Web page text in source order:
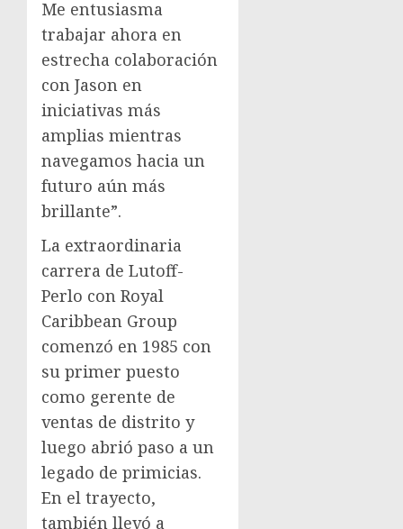
Me entusiasma
trabajar ahora en
estrecha colaboración
con Jason en
iniciativas más
amplias mientras
navegamos hacia un
futuro aún más
brillante”.
La extraordinaria
carrera de Lutoff-
Perlo con Royal
Caribbean Group
comenzó en 1985 con
su primer puesto
como gerente de
ventas de distrito y
luego abrió paso a un
legado de primicias.
En el trayecto,
también llevó a